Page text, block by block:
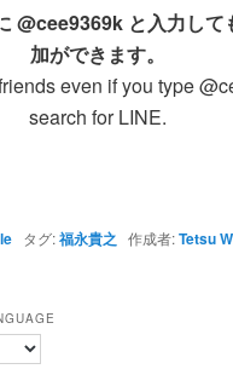
@cee9369k と入力して
加ができます。
even if you type
search for LINE.
タグ:福永貴之 作成者:Tetsu